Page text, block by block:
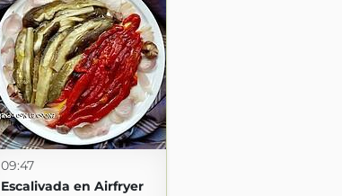
09:47
Escalivada en Airfryer